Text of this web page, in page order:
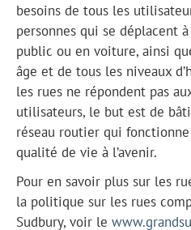
besoins de tous les
personnes qui se déplacent
public ou en voiture, ainsi
âge et de tous les niveaux
les rues ne répondent pas
utilisateurs, le but est de
réseau routier qui
qualité de vie à l’avenir.
Pour en savoir plus sur les
la politique sur les rues
Sudbury, voir le